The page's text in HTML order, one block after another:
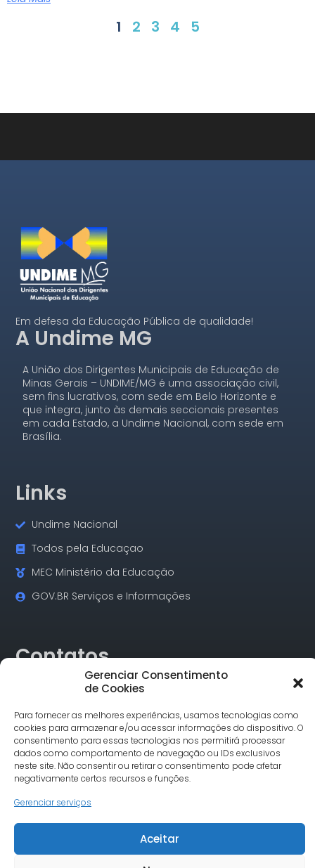
Gerenciar Consentimento
de Cookies
Para fornecer as melhores experiências, usamos tecnologias como
cookies para armazenar e/ou acessar informações do dispositivo. O
consentimento para essas tecnologias nos permitirá processar
dados como comportamento de navegação ou IDs exclusivos
neste site. Não consentir ou retirar o consentimento pode afetar
negativamente certos recursos e funções.
Gerenciar serviços
Aceitar
1 2 3 4 5
Em defesa da Educação Pública de qualidade!
A Undime MG
A União dos Dirigentes Municipais de Educação de
Minas Gerais – UNDIME/MG é uma associação civil,
sem fins lucrativos, com sede em Belo Horizonte e
que integra, junto às demais seccionais presentes
em cada Estado, a Undime Nacional, com sede em
Brasília.
Links
Undime Nacional
Todos pela Educaçao
MEC Ministério da Educação
GOV.BR Serviços e Informações
Contatos
Rua Alagoas, 730 Sala 18 Funcionários Cep: 30.130-160
Tel.: (31) 3342-1748
comunicacao@undimemg.org.br
© Undime MG todos os direitos reservados. Site desenvolvido
por Severo7